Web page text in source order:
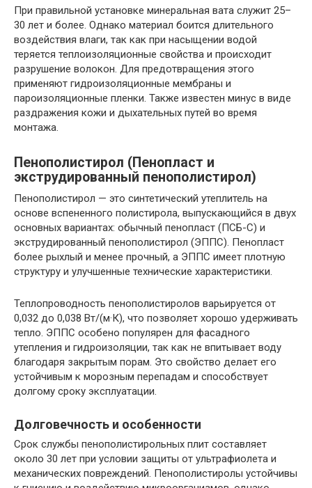
При правильной установке минеральная вата служит 25–
30 лет и более. Однако материал боится длительного
воздействия влаги, так как при насыщении водой
теряется теплоизоляционные свойства и происходит
разрушение волокон. Для предотвращения этого
применяют гидроизоляционные мембраны и
пароизоляционные пленки. Также известен минус в виде
раздражения кожи и дыхательных путей во время
монтажа.
Пенополистирол (Пенопласт и
экструдированный пенополистирол)
Пенополистирол — это синтетический утеплитель на
основе вспененного полистирола, выпускающийся в двух
основных вариантах: обычный пенопласт (ПСБ-С) и
экструдированный пенополистирол (ЭППС). Пенопласт
более рыхлый и менее прочный, а ЭППС имеет плотную
структуру и улучшенные технические характеристики.
Теплопроводность пенополистиролов варьируется от
0,032 до 0,038 Вт/(м·К), что позволяет хорошо удерживать
тепло. ЭППС особено популярен для фасадного
утепления и гидроизоляции, так как не впитывает воду
благодаря закрытым порам. Это свойство делает его
устойчивым к морозным перепадам и способствует
долгому сроку эксплуатации.
Долговечность и особенности
Срок службы пенополистирольных плит составляет
около 30 лет при условии защиты от ультрафиолета и
механических повреждений. Пенополистиролы устойчивы